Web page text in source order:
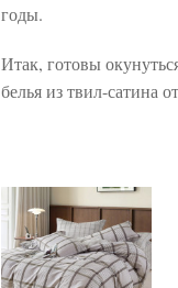
годы.
Итак, готовы
белья из твил-сатина